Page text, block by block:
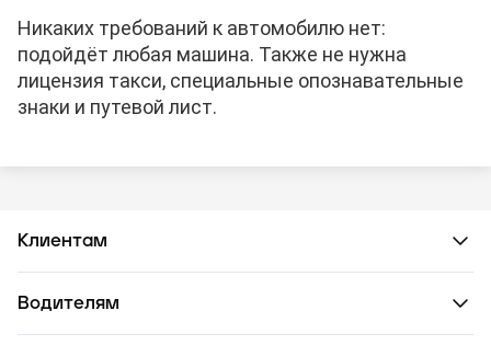
Никаких требований к автомобилю нет:
подойдёт любая машина. Также не нужна
лицензия такси, специальные опознавательные
знаки и путевой лист.
Клиентам
Водителям